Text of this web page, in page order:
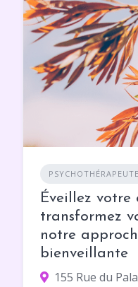
PSYCHOTHÉRAPEUTE
Éveillez votre
transformez
notre
bienveillante